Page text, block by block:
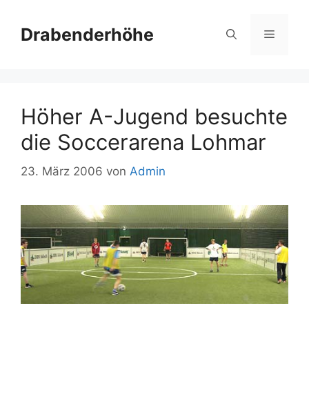
Inhalt
springen
Drabenderhöhe Menü
Höher A-Jugend besuchte
die Soccerarena Lohmar
23. März 2006 von Admin